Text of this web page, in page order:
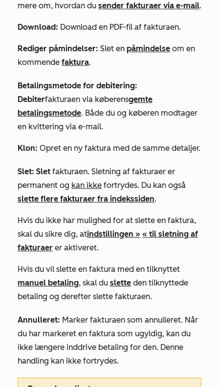
mere om, hvordan du sender fakturaer via e-mail.
Download: Download en PDF-fil af fakturaen.
Rediger påmindelser: Slet en påmindelse om en
kommende faktura.
Betalingsmetode for debitering:
Debiterfakturaen via køberensgemte
betalingsmetode. Både du og køberen modtager
en kvittering via e-mail.
Klon: Opret en ny faktura med de samme detaljer.
Slet: Slet fakturaen. Sletning af fakturaer er
permanent og kan ikke fortrydes. Du kan også
slette flere fakturaer fra indekssiden.
Hvis du ikke har mulighed for at slette en faktura,
skal du sikre dig, atindstillingen » « til sletning af
fakturaer er aktiveret.
Hvis du vil slette en faktura med en tilknyttet
manuel betaling, skal du slette den tilknyttede
betaling og derefter slette fakturaen.
Annulleret: Marker fakturaen som annulleret. Når
du har markeret en faktura som ugyldig, kan du
ikke længere inddrive betaling for den. Denne
handling kan ikke fortrydes.